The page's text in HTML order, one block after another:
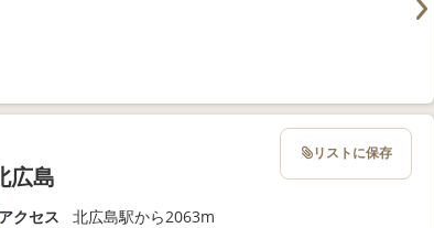
広島
アクセス
北広島駅から2063m
リストに保存